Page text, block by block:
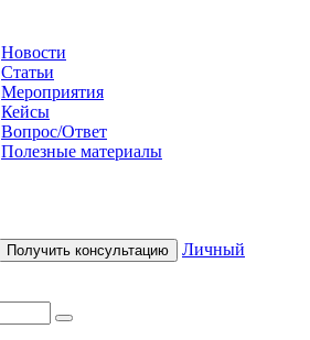
Новости
Статьи
Мероприятия
Кейсы
Вопрос/Ответ
Полезные материалы
Получить консультацию
Личный